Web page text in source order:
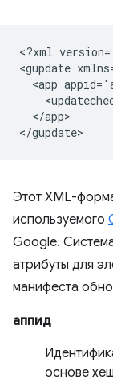
<?xml
<gupdate
<app
</app>
Этот XML-
используемого
Google.
атрибуты для
манифеста
аппид
основе